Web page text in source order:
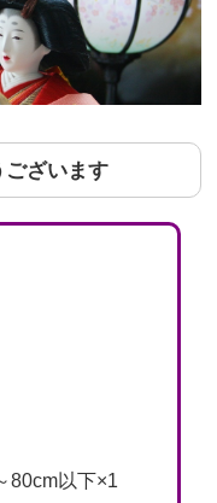
ございます
80cm以下×1